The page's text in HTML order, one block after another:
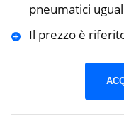
pneumatici
Il prezzo è